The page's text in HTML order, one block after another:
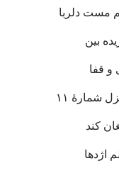
مست دلربا
بین
و قفا
شمارهٔ ۱۱
کند
اژدها